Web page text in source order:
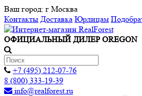
Ваш город: г Москва
Контакты Доставка Юрлицам
ОФИЦИАЛЬНЫЙ ДИЛЕР OREGON
+7 (495) 212-07-76
8 (800) 333-19-39
info@realforest.ru